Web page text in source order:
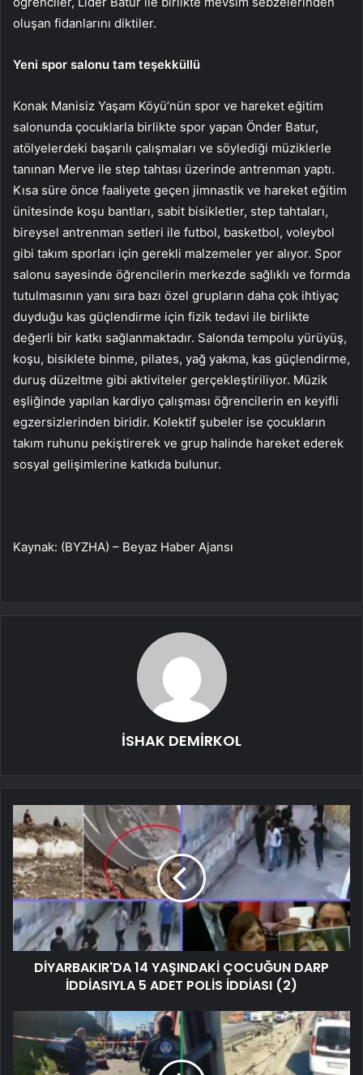
oluşan fidanlarını diktiler.
Yeni spor salonu tam teşekküllü
Konak Manisiz Yaşam Köyü’nün spor ve hareket eğitim
salonunda çocuklarla birlikte spor yapan Önder Batur,
atölyelerdeki başarılı çalışmaları ve söylediği müziklerle
tanınan Merve ile step tahtası üzerinde antrenman yaptı.
Kısa süre önce faaliyete geçen jimnastik ve hareket eğitim
ünitesinde koşu bantları, sabit bisikletler, step tahtaları,
bireysel antrenman setleri ile futbol, ​​basketbol, ​​voleybol
gibi takım sporları için gerekli malzemeler yer alıyor. Spor
salonu sayesinde öğrencilerin merkezde sağlıklı ve formda
tutulmasının yanı sıra bazı özel grupların daha çok ihtiyaç
duyduğu kas güçlendirme için fizik tedavi ile birlikte
değerli bir katkı sağlanmaktadır. Salonda tempolu yürüyüş,
koşu, bisiklete binme, pilates, yağ yakma, kas güçlendirme,
duruş düzeltme gibi aktiviteler gerçekleştiriliyor. Müzik
eşliğinde yapılan kardiyo çalışması öğrencilerin en keyifli
egzersizlerinden biridir. Kolektif şubeler ise çocukların
takım ruhunu pekiştirerek ve grup halinde hareket ederek
sosyal gelişimlerine katkıda bulunur.
Kaynak: (BYZHA) – Beyaz Haber Ajansı
İSHAK DEMİRKOL
DİYARBAKIR'DA 14 YAŞINDAKİ ÇOCUĞUN DARP
İDDİASIYLA 5 ADET POLİS İDDİASI (2)